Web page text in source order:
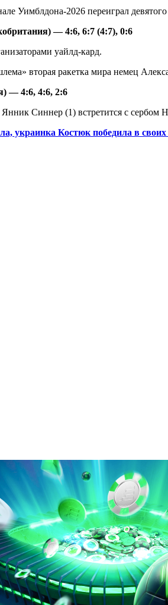
Уимблдона-2026 переиграл
— 4:6, 6:7 (4:7), 0:6
уайлд-кард.
вторая ракетка мира немец
— 4:6, 4:6, 2:6
Синнер (1) встретится с
украинка Костюк победила в